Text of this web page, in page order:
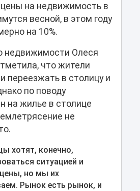
на недвижимость в
весной, в этом году
на 10%.
недвижимости Олеся
что жители
переезжать в столицу и
по поводу
на жилье в столице
не
хотят, конечно,
ситуацией и
но мы их
Рынок есть рынок, и